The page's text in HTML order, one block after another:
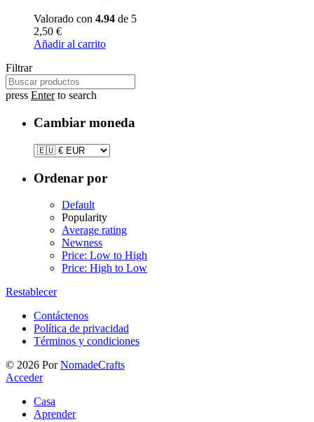
Valorado con 4.94 de 5
2,50 €
Añadir al carrito
Filtrar
press Enterto search
Cambiar moneda
Ordenar por
Default
Popularity
Average rating
Newness
Price: Low to High
Price: High to Low
Restablecer
Contáctenos
Política de privacidad
Términos y condiciones
© 2026 PorNomadeCrafts
Acceder
Casa
Aprender